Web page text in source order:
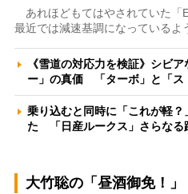
あれほどもてはやされていた「
最近では減速基調になっている
《雪道の対応力を検証》シビ
ー」の真価 「ターボ」と「
乗り込むと同時に「これが軽
た 「日産ルークス」さらな
大竹聡の「昼酒御免！」